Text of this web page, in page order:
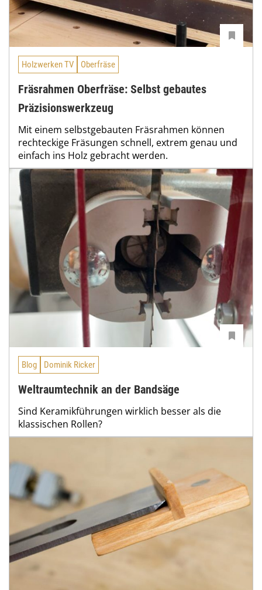
Holzwerken TV Oberfräse
Fräsrahmen Oberfräse: Selbst gebautes
Präzisionswerkzeug
Mit einem selbstgebauten Fräsrahmen können
rechteckige Fräsungen schnell, extrem genau und
einfach ins Holz gebracht werden.
Blog Dominik Ricker
Weltraumtechnik an der Bandsäge
Sind Keramikführungen wirklich besser als die
klassischen Rollen?